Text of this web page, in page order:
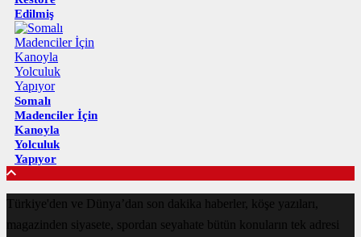
Edilmiş
Somalı
Madenciler İçin
Kanoyla
Yolculuk
Yapıyor
Türkiye'den ve Dünya’dan son dakika haberler, köşe yazıları,
magazinden siyasete, spordan seyahate bütün konuların tek adresi